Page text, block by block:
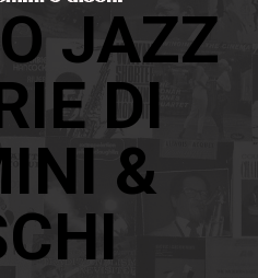
JAZZ
DI
&